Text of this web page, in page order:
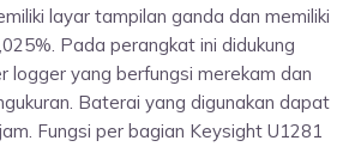
layar tampilan ganda dan memiliki
Pada perangkat ini didukung
logger yang berfungsi merekam dan
Baterai yang digunakan dapat
Fungsi per bagian Keysight U1281